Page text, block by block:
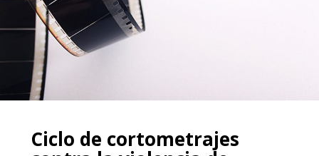
Ciclo de cortometrajes